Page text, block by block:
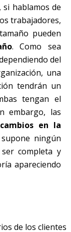
si hablamos de
trabajadores,
pueden
. Como sea
del
una
tendrán un
tengan el
embargo, las
en la
ningún
completa y
apareciendo
de los clientes